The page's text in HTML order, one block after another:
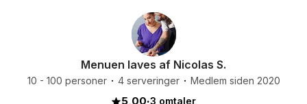
Menuen laves af Nicolas S.
10 - 100 personer 4 serveringer Medlem siden 2020
5,00·3 omtaler